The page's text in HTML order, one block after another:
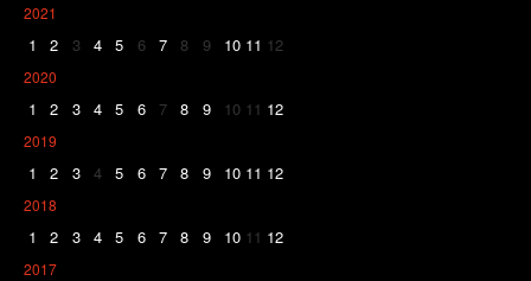
2021
1 2 3 4 5 6 7 8 9 10 11 12
2020
1 2 3 4 5 6 7 8 9 10 11 12
2019
1 2 3 4 5 6 7 8 9 10 11 12
2018
1 2 3 4 5 6 7 8 9 10 11 12
2017